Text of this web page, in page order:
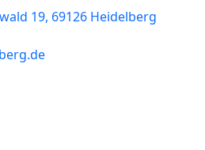
19, 69126 Heidelberg